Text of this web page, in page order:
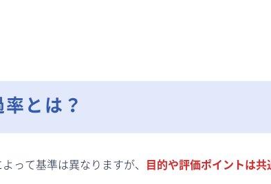
とは？
って基準は異なりますが、 目的や評価ポイントは共